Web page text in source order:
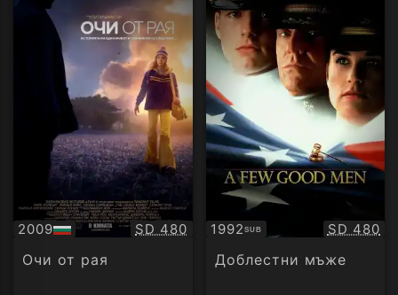
2009
БГ
аудио
Качество:
SD 480
Очи от рая
1992SUB
Субтитри SD 480
Доблестни мъже